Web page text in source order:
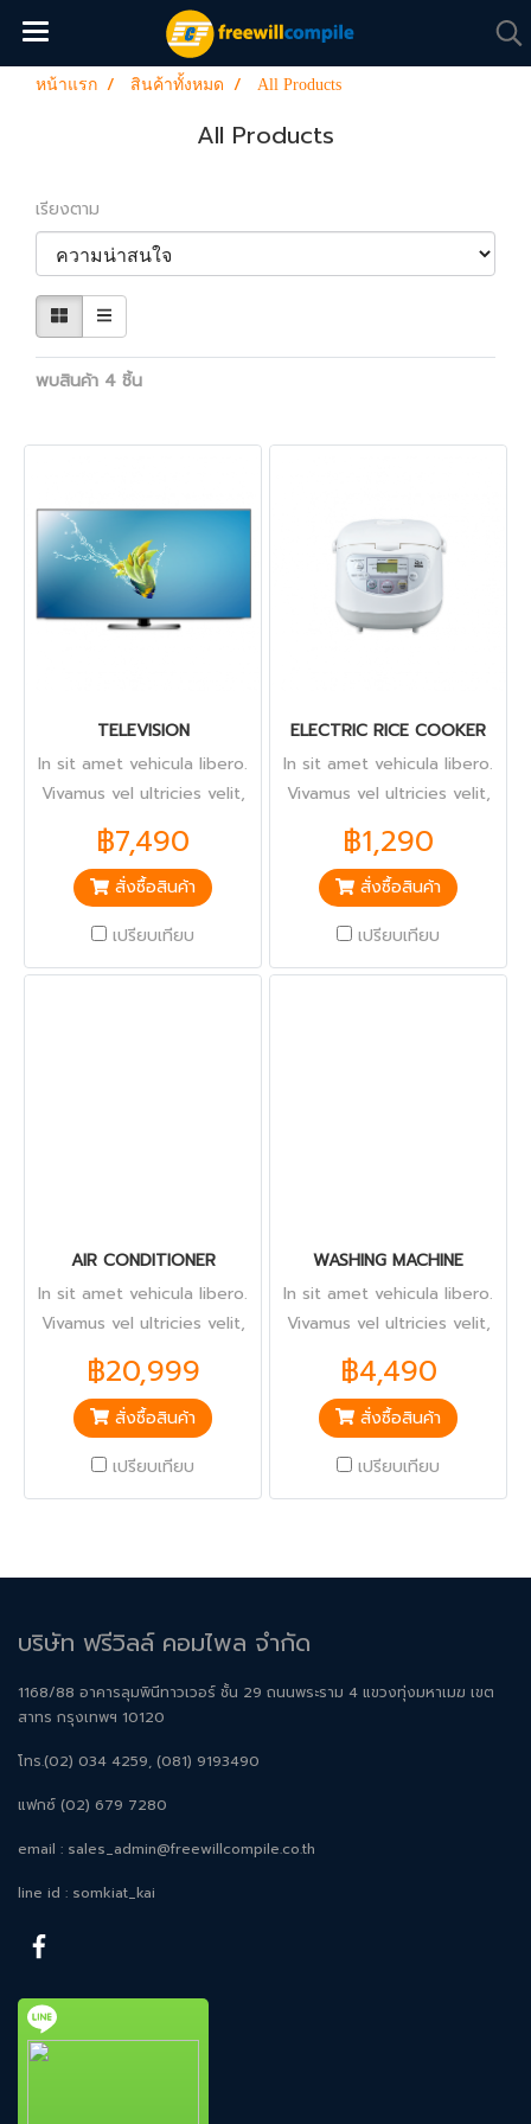
หน้าแรก สินค้าทั้งหมด All Products
All Products
เรียงตาม
พบสินค้า 4 ชิ้น
TELEVISION
In sit amet vehicula libero.
Vivamus vel ultricies velit,
sed fringilla elit.
฿7,490
สั่งซื้อสินค้า
เปรียบเทียบ
ELECTRIC RICE COOKER
In sit amet vehicula libero.
Vivamus vel ultricies velit,
sed fringilla elit.
฿1,290
สั่งซื้อสินค้า
เปรียบเทียบ
AIR CONDITIONER
In sit amet vehicula libero.
Vivamus vel ultricies velit,
sed fringilla elit.
฿20,999
สั่งซื้อสินค้า
เปรียบเทียบ
WASHING MACHINE
In sit amet vehicula libero.
Vivamus vel ultricies velit,
sed fringilla elit.
฿4,490
สั่งซื้อสินค้า
เปรียบเทียบ
บริษัท ฟรีวิลล์ คอมไพล จำกัด
1168/88 อาคารลุมพินีทาวเวอร์ ชั้น 29 ถนนพระราม 4 แขวงทุ่งมหาเมฆ เขต
สาทร กรุงเทพฯ 10120
โทร.(02) 034 4259, (081) 9193490
แฟกซ์ (02) 679 7280
email : sales_admin@freewillcompile.co.th
line id : somkiat_kai